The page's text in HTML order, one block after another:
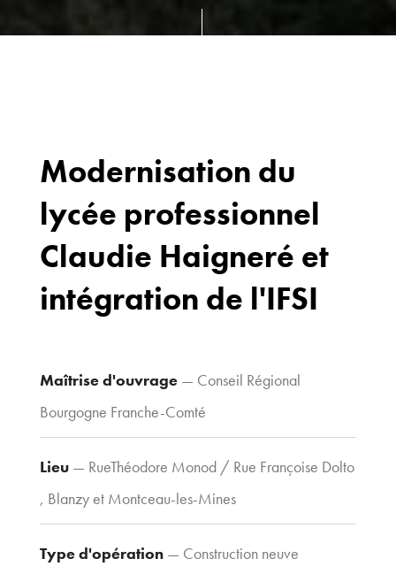
Modernisation du
lycée professionnel
Claudie Haigneré et
intégration de l'IFSI
Maîtrise d'ouvrage— Conseil Régional
Bourgogne Franche-Comté
Lieu— RueThéodore Monod / Rue Françoise Dolto
, Blanzy et Montceau-les-Mines
Type d'opération— Construction neuve
Bureaux
70 avenue du
Drapeau,
Voir le plan
Contacts
Tel : 03 80 30
39 09
44 80
agence@tria-
archi.fr